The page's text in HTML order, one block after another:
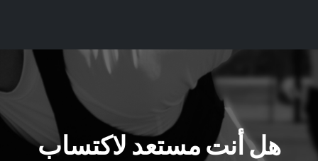
هل أنت مستعد لاكتساب